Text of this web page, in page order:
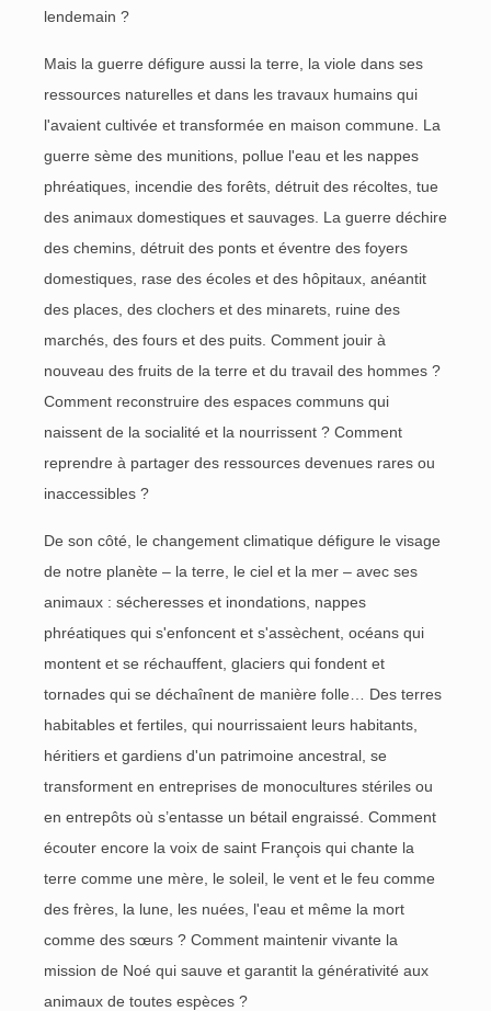
lendemain ?
Mais la guerre défigure aussi la terre, la viole dans ses
ressources naturelles et dans les travaux humains qui
l'avaient cultivée et transformée en maison commune. La
guerre sème des munitions, pollue l'eau et les nappes
phréatiques, incendie des forêts, détruit des récoltes, tue
des animaux domestiques et sauvages. La guerre déchire
des chemins, détruit des ponts et éventre des foyers
domestiques, rase des écoles et des hôpitaux, anéantit
des places, des clochers et des minarets, ruine des
marchés, des fours et des puits. Comment jouir à
nouveau des fruits de la terre et du travail des hommes ?
Comment reconstruire des espaces communs qui
naissent de la socialité et la nourrissent ? Comment
reprendre à partager des ressources devenues rares ou
inaccessibles ?
De son côté, le changement climatique défigure le visage
de notre planète – la terre, le ciel et la mer – avec ses
animaux : sécheresses et inondations, nappes
phréatiques qui s'enfoncent et s'assèchent, océans qui
montent et se réchauffent, glaciers qui fondent et
tornades qui se déchaînent de manière folle… Des terres
habitables et fertiles, qui nourrissaient leurs habitants,
héritiers et gardiens d'un patrimoine ancestral, se
transforment en entreprises de monocultures stériles ou
en entrepôts où s’entasse un bétail engraissé. Comment
écouter encore la voix de saint François qui chante la
terre comme une mère, le soleil, le vent et le feu comme
des frères, la lune, les nuées, l'eau et même la mort
comme des sœurs ? Comment maintenir vivante la
mission de Noé qui sauve et garantit la générativité aux
animaux de toutes espèces ?